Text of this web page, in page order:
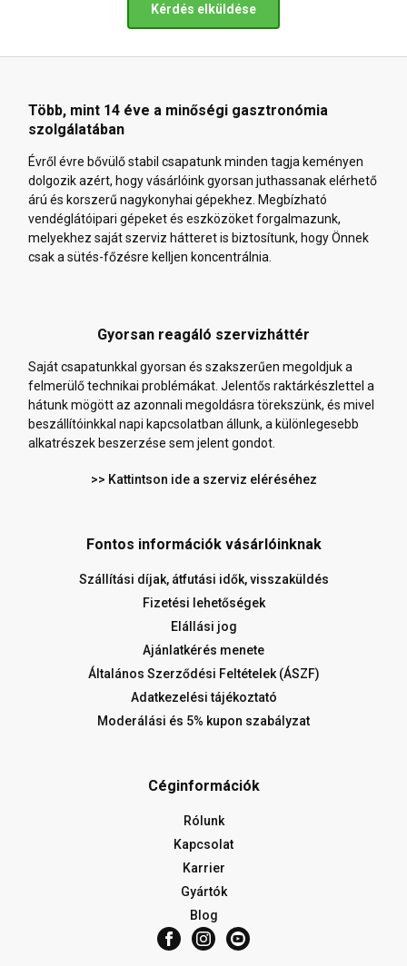
Kérdés elküldése
Több, mint 14 éve a minőségi gasztronómia
szolgálatában
Évről évre bővülő stabil csapatunk minden tagja keményen
dolgozik azért, hogy vásárlóink gyorsan juthassanak elérhető
árú és korszerű nagykonyhai gépekhez. Megbízható
vendéglátóipari gépeket és eszközöket forgalmazunk,
melyekhez saját szerviz hátteret is biztosítunk, hogy Önnek
csak a sütés-főzésre kelljen koncentrálnia.
Gyorsan reagáló szervizháttér
Saját csapatunkkal gyorsan és szakszerűen megoldjuk a
felmerülő technikai problémákat. Jelentős raktárkészlettel a
hátunk mögött az azonnali megoldásra törekszünk, és mivel
beszállítóinkkal napi kapcsolatban állunk, a különlegesebb
alkatrészek beszerzése sem jelent gondot.
>> Kattintson ide a szerviz eléréséhez
Fontos információk vásárlóinknak
Szállítási díjak, átfutási idők, visszaküldés
Fizetési lehetőségek
Elállási jog
Ajánlatkérés menete
Általános Szerződési Feltételek (ÁSZF)
Adatkezelési tájékoztató
Moderálási és 5% kupon szabályzat
Céginformációk
Rólunk
Kapcsolat
Karrier
Gyártók
Blog